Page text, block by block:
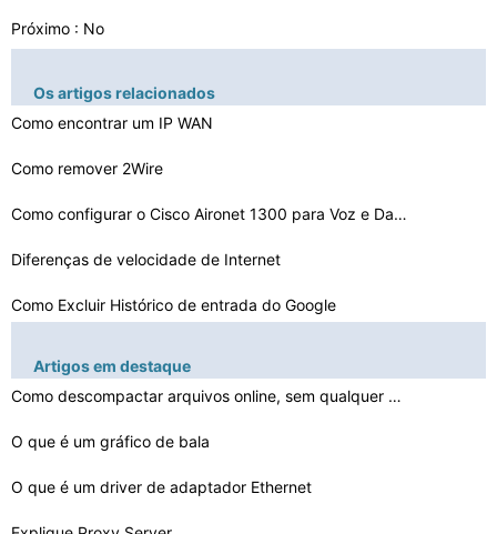
Próximo : No
Os artigos relacionados
Como encontrar um IP WAN
Como remover 2Wire
Como configurar o Cisco Aironet 1300 para Voz e Dados
Diferenças de velocidade de Internet
Como Excluir Histórico de entrada do Google
Como conectar um PC a Tandberg
O que faz os cookies do computador do termo médio
Tipos de conexão IP estáticos
Artigos em destaque
Como descompactar arquivos online, sem qualquer Softwar…
O que é um gráfico de bala
O que é um driver de adaptador Ethernet